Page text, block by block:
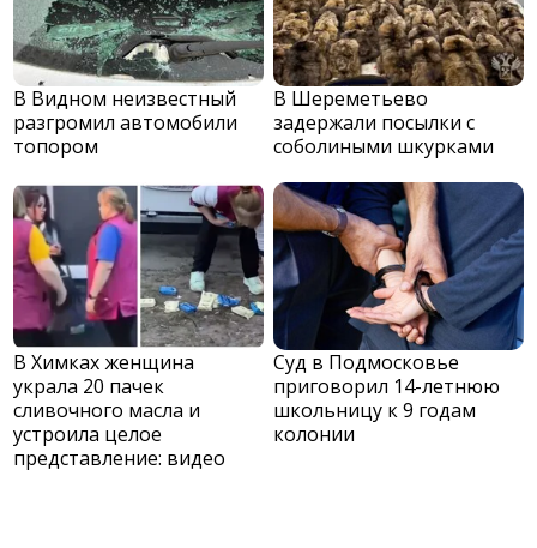
В Видном неизвестный
разгромил автомобили
топором
В Шереметьево
задержали посылки с
соболиными шкурками
В Химках женщина
украла 20 пачек
сливочного масла и
устроила целое
представление: видео
Суд в Подмосковье
приговорил 14-летнюю
школьницу к 9 годам
колонии